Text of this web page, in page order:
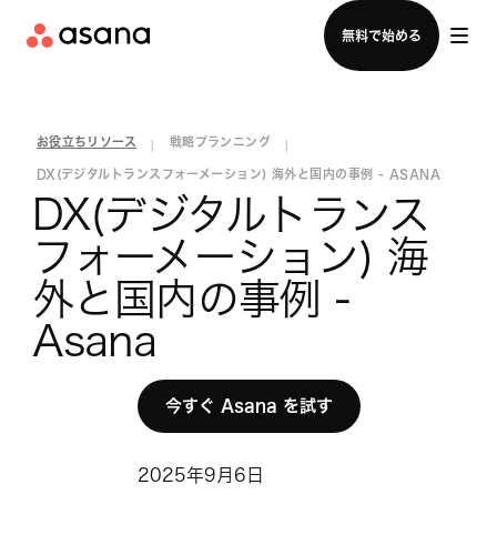
無料で始める
セールスチームに問い合わせる
お役立ちリソース 戦略プランニング
DX(デジタルトランスフォーメーション) 海外と国内の事例 - ASANA
DX(デジタルトランス
フォーメーション) 海
外と国内の事例 -
Asana
今すぐ Asana を試す
2025年9月6日